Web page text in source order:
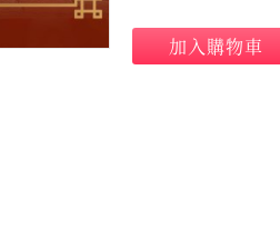
加入購物車